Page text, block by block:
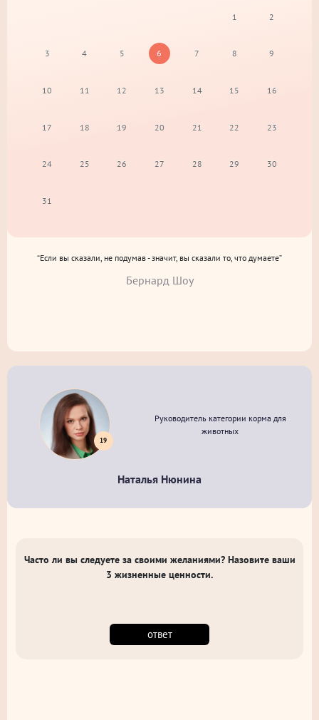
1 2
3 4 5 6 7 8 9
10 11 12 13 14 15 16
17 18 19 20 21 22 23
24 25 26 27 28 29 30
31
“Если вы сказали, не подумав - значит, вы сказали то, что думаете”
Бернард Шоу
19
Руководитель категории корма для
животных
Наталья Нюнина
Часто ли вы следуете за своими желаниями? Назовите ваши
3 жизненные ценности.
ответ